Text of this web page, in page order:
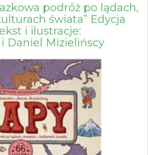
podróż po lądach,
świata” Edycja
i ilustracje:
Daniel Mizielińscy